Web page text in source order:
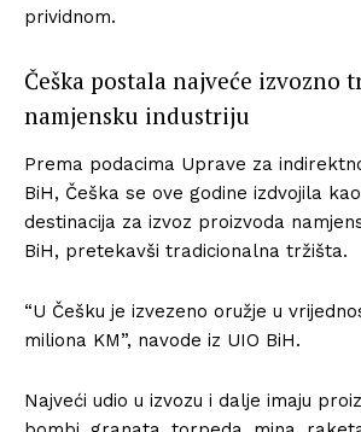
prividnom.
Češka postala najveće izvozno
namjensku industriju
Prema podacima Uprave za
BiH, Češka se ove godine izdvojila
destinacija za izvoz proizvoda
BiH, pretekavši tradicionalna tržišta.
“U Češku je izvezeno oružje u
miliona KM”, navode iz UIO BiH.
Najveći udio u izvozu i dalje imaju